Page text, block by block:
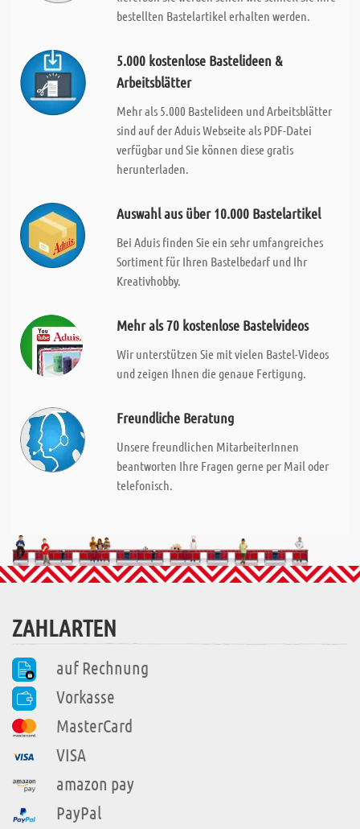
bestellten Bastelartikel erhalten werden.
5.000 kostenlose Bastelideen &
Arbeitsblätter
Mehr als 5.000 Bastelideen und Arbeitsblätter
sind auf der Aduis Webseite als PDF-Datei
verfügbar und Sie können diese gratis
herunterladen.
Auswahl aus über 10.000 Bastelartikel
Bei Aduis finden Sie ein sehr umfangreiches
Sortiment für Ihren Bastelbedarf und Ihr
Kreativhobby.
Mehr als 70 kostenlose Bastelvideos
Wir unterstützen Sie mit vielen Bastel-Videos
und zeigen Ihnen die genaue Fertigung.
Freundliche Beratung
Unsere freundlichen MitarbeiterInnen
beantworten Ihre Fragen gerne per Mail oder
telefonisch.
ZAHLARTEN
auf Rechnung
Vorkasse
MasterCard
VISA
amazon pay
PayPal